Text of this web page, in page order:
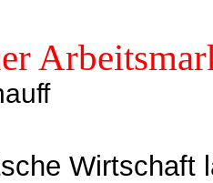
Wirtschaft